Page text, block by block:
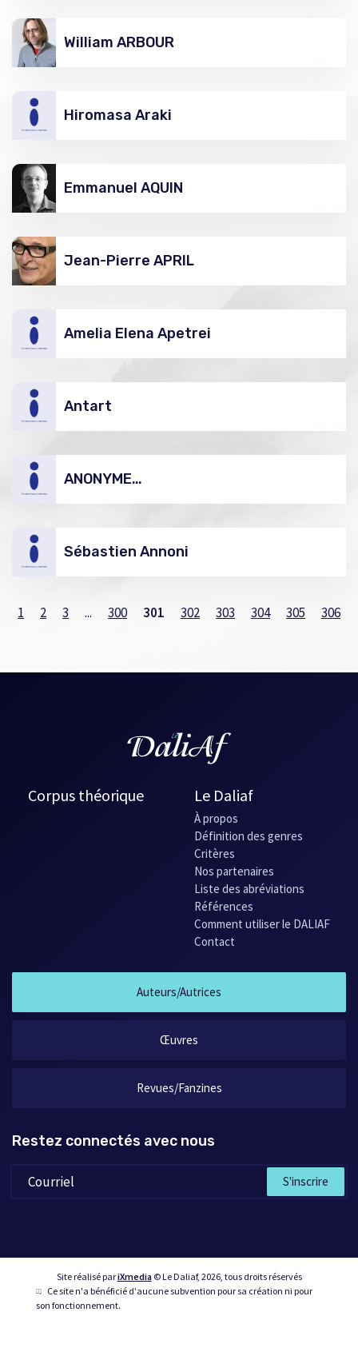
William ARBOUR
Hiromasa Araki
Emmanuel AQUIN
Jean-Pierre APRIL
Amelia Elena Apetrei
Antart
ANONYME…
Sébastien Annoni
1 2 3 ... 300 301 302 303 304 305 306
Corpus théorique Le Daliaf
À propos
Définition des genres
Critères
Nos partenaires
Liste des abréviations
Références
Comment utiliser le DALIAF
Contact
Auteurs/Autrices
Œuvres
Revues/Fanzines
Restez connectés avec nous
S'inscrire
Site réalisé pariXmedia© Le Daliaf, 2026, tous droits réservés
Ce site n'a bénéficié d'aucune subvention pour sa création ni pour
son fonctionnement.